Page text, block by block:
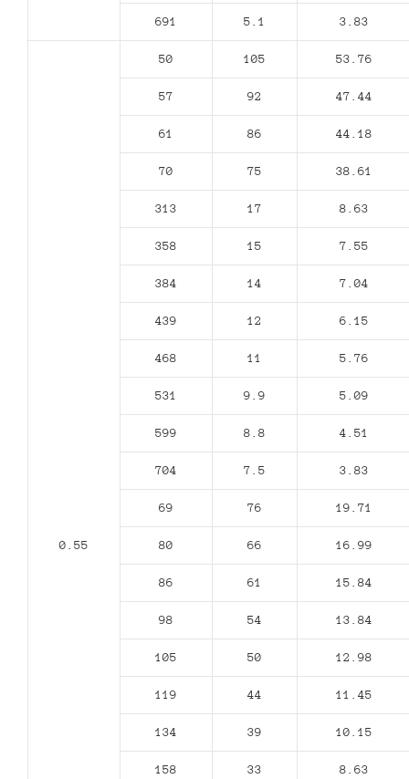
691 5.1 3.83
0.55
50 105 53.76
57 92 47.44
61 86 44.18
70 75 38.61
313 17 8.63
358 15 7.55
384 14 7.04
439 12 6.15
468 11 5.76
531 9.9 5.09
599 8.8 4.51
704 7.5 3.83
69 76 19.71
80 66 16.99
86 61 15.84
98 54 13.84
105 50 12.98
119 44 11.45
134 39 10.15
158 33 8.63